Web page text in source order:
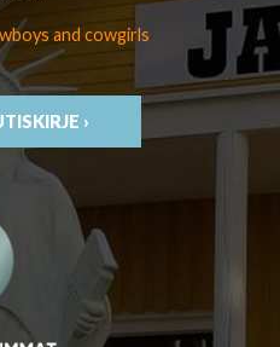
and cowgirls
›